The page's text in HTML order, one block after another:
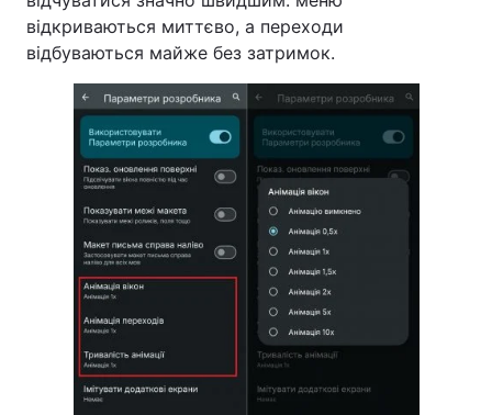
відкриваються миттєво, а переходи
відбуваються майже без затримок.